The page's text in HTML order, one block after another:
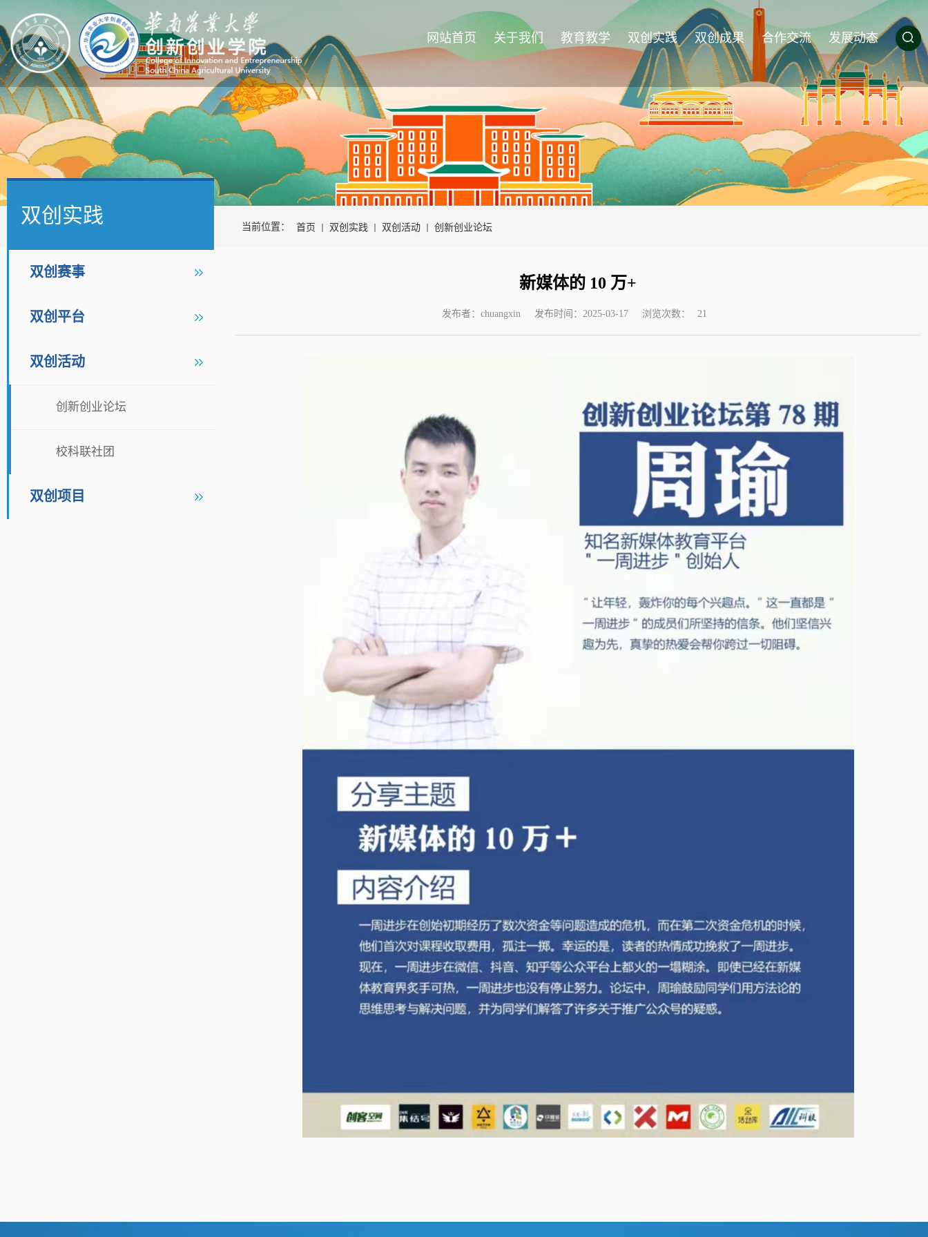
网站首页 关于我们 教育教学 双创实践 双创成果 合作交流 发展动态
双创实践
双创赛事
双创平台
双创活动
创新创业论坛
校科联社团
双创项目
当前位置： 首页 双创实践 双创活动 创新创业论坛
新媒体的 10 万+
发布者：chuangxin 发布时间：2025-03-17 浏览次数： 21